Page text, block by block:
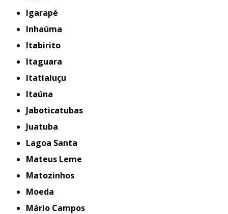
Igarapé
Inhaúma
Itabirito
Itaguara
Itatiaiuçu
Itaúna
Jaboticatubas
Juatuba
Lagoa Santa
Mateus Leme
Matozinhos
Moeda
Mário Campos